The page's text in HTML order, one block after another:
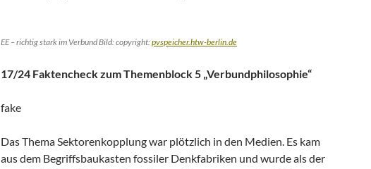
EE – richtig stark im VerbundBild: copyright:pvspeicher.htw-berlin.de
17/24 Faktencheck zum Themenblock 5 „Verbundphilosophie“
fake
Das Thema Sektorenkopplung war plötzlich in den Medien. Es kam
aus dem Begriffsbaukasten fossiler Denkfabriken und wurde als der